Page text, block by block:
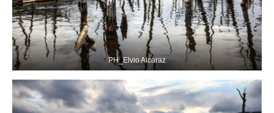
PH_Elvio Alcaraz